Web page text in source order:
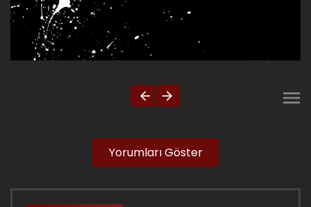
Yorumları Göster